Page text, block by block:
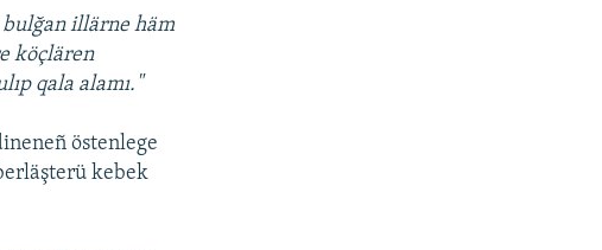
bulğan illärne häm
köçlären
qala alamı."
östenlege
kebek